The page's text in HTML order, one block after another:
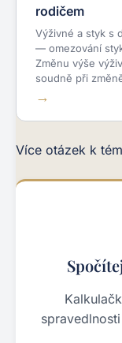
rodičem
Výživné a styk s
— omezování
Změnu výše
soudně při
Více otázek k